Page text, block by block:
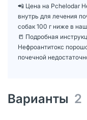
📲 Цена на Pchelodar
внутрь для лечения
собак 100 г ниже в
📒 Подробная
Нефроантитокс
почечной
Варианты 2